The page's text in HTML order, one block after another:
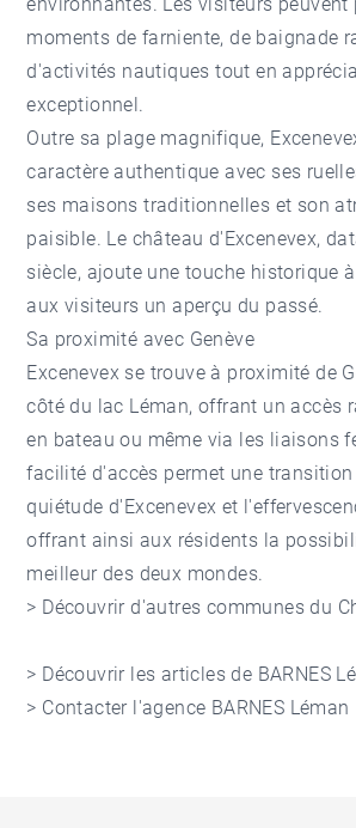
moments de farniente, de baignade
d'activités nautiques tout en
exceptionnel.
Outre sa plage magnifique,
caractère authentique avec ses
ses maisons traditionnelles et son
paisible. Le château d'Excenevex,
siècle, ajoute une touche historique
aux visiteurs un aperçu du passé.
Sa proximité avec Genève
Excenevex se trouve à proximité de
côté du lac Léman, offrant un accès
en bateau ou même via les liaisons
facilité d'accès permet une transition
quiétude d'Excenevex et
offrant ainsi aux résidents la
meilleur des deux mondes.
> Découvrir d'autres communes du
> Découvrir les articles de BARNES
> Contacter l'agence BARNES Léman